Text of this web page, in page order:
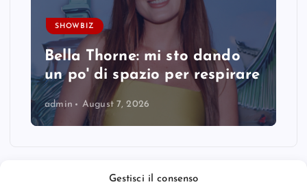
Gestisci il consenso
SHOWBIZ
Bella Thorne: mi sto dando
un po' di spazio per respirare
admin August 7, 2026